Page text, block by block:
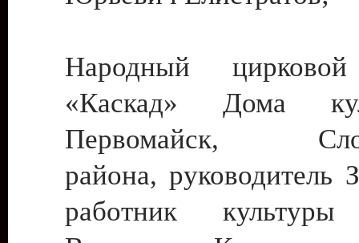
Народный цирковой
«Каскад» Дома
Первомайск,
района, руководитель
работник культуры